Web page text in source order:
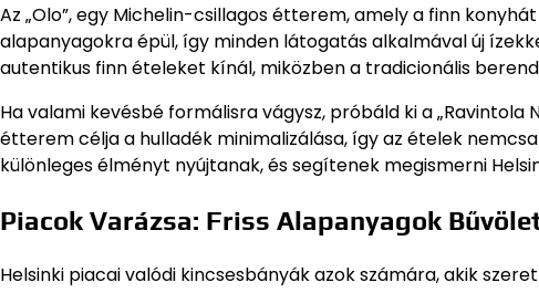
Az „Olo”, egy Michelin-csillagos étterem, amely a finn
alapanyagokra épül, így minden látogatás alkalmával új
autentikus finn ételeket kínál, miközben a tradicionális
Ha valami kevésbé formálisra vágysz, próbáld ki a
étterem célja a hulladék minimalizálása, így az ételek
különleges élményt nyújtanak, és segítenek megismerni
Piacok Varázsa: Friss Alapanyagok
Helsinki piacai valódi kincsesbányák azok számára, akik